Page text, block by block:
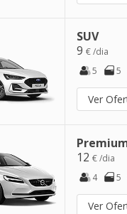
SUV
9€ /dia
5
5
Ver
12€ /dia
4
5
Ver